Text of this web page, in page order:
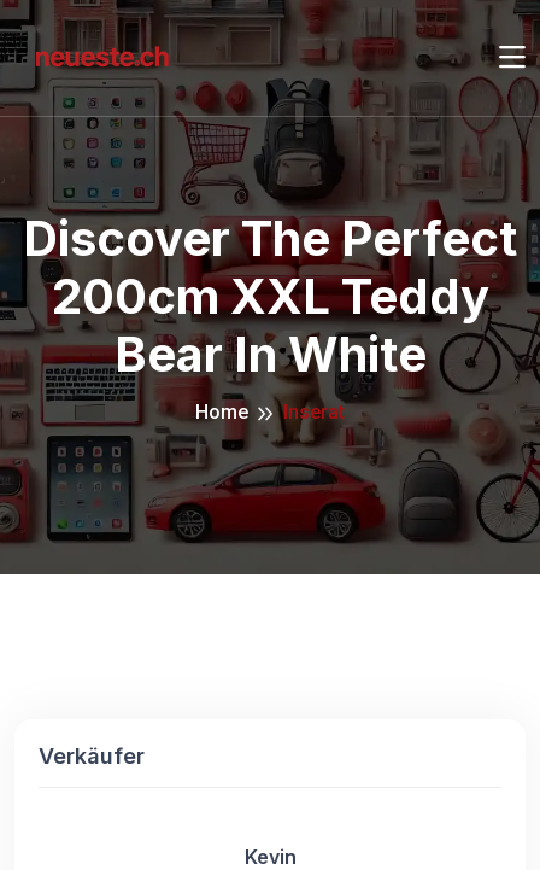
Discover The Perfect
200cm XXL Teddy
Bear In White
Home Inserat
Verkäufer
Kevin